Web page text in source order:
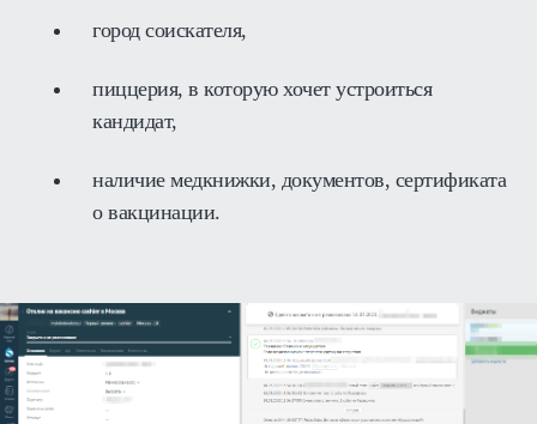
город соискателя,
пиццерия, в которую хочет устроиться
кандидат,
наличие медкнижки, документов, сертификата
о вакцинации.